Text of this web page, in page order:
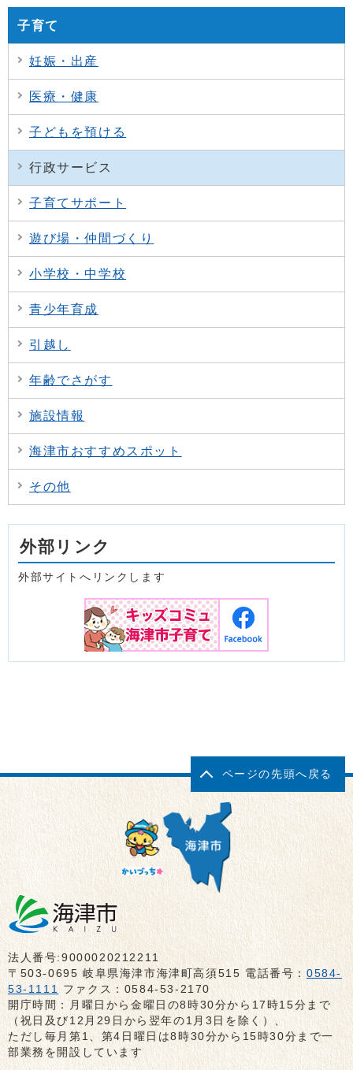
子育て
妊娠・出産
医療・健康
子どもを預ける
行政サービス
子育てサポート
遊び場・仲間づくり
小学校・中学校
青少年育成
引越し
年齢でさがす
施設情報
海津市おすすめスポット
その他
外部リンク
外部サイトへリンクします
ページの先頭へ戻る
法人番号:9000020212211
〒503-0695 岐阜県海津市海津町高須515 電話番号：0584-
53-1111 ファクス：0584-53-2170
開庁時間：月曜日から金曜日の8時30分から17時15分まで
（祝日及び12月29日から翌年の1月3日を除く）、
ただし毎月第1、第4日曜日は8時30分から15時30分まで一
部業務を開設しています